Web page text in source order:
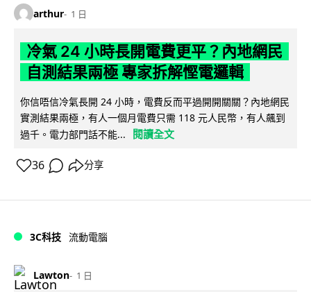
arthur 1 日
冷氣 24 小時長開電費更平？內地網民
自測結果兩極 專家拆解慳電邏輯
你信唔信冷氣長開 24 小時，電費反而平過開開關關？內地網民
實測結果兩極，有人一個月電費只需 118 元人民幣，有人飆到
過千。電力部門話不能...
閱讀全文
36 分享
3C科技 流動電腦
Lawton 1 日